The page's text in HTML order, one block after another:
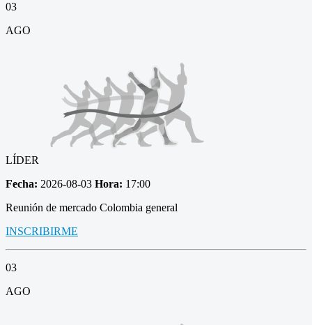
03
AGO
LÍDER
Fecha: 2026-08-03 Hora: 17:00
Reunión de mercado Colombia general
INSCRIBIRME
03
AGO